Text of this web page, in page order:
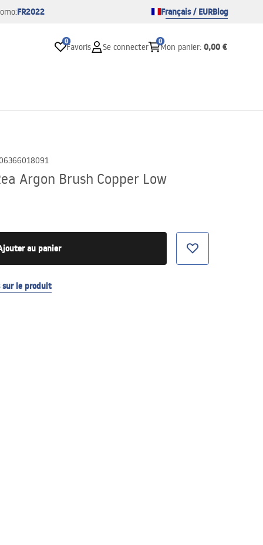
FR2022 Français / EURBlog
0
Favoris Se connecter
0
Mon panier: 0,00 €
Argon Brush Copper Low
au panier
sur le produit